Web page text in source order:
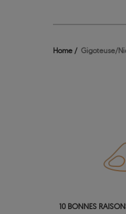
Home Gigoteuse/
10 BONNES